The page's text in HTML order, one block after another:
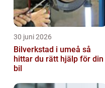
30 juni 2026
Bilverkstad i umeå så
hittar du rätt hjälp för din
bil